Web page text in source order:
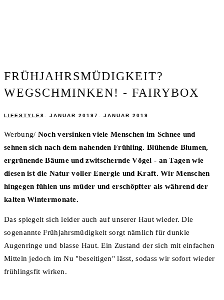
FRÜHJAHRSMÜDIGKEIT?
WEGSCHMINKEN! - FAIRYBOX
LIFESTYLE 8. JANUAR 20197. JANUAR 2019
Werbung/ Noch versinken viele Menschen im Schnee und
sehnen sich nach dem nahenden Frühling. Blühende Blumen,
ergrünende Bäume und zwitschernde Vögel - an Tagen wie
diesen ist die Natur voller Energie und Kraft. Wir Menschen
hingegen fühlen uns müder und erschöpfter als während der
kalten Wintermonate.
Das spiegelt sich leider auch auf unserer Haut wieder. Die
sogenannte Frühjahrsmüdigkeit sorgt nämlich für dunkle
Augenringe und blasse Haut. Ein Zustand der sich mit einfachen
Mitteln jedoch im Nu "beseitigen" lässt, sodass wir sofort wieder
frühlingsfit wirken.